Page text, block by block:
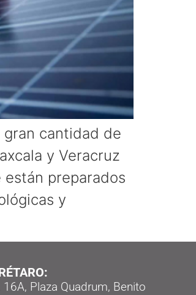
cantidad de
y Veracruz
preparados
y
Plaza Quadrum, Benito